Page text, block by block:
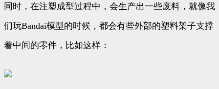
同时，在注塑成型过程中，会生产出一些废料，就像我
们玩Bandai模型的时候，都会有些外部的塑料架子支撑
着中间的零件，比如这样：